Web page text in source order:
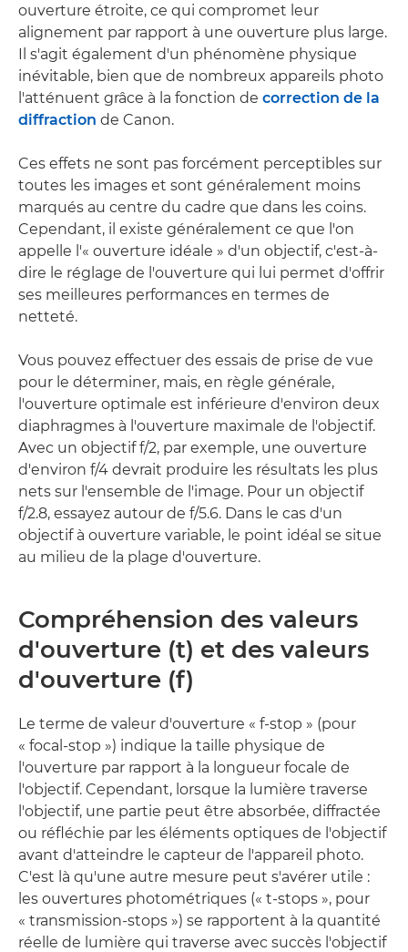
ouverture étroite, ce qui compromet leur
alignement par rapport à une ouverture plus large.
Il s'agit également d'un phénomène physique
inévitable, bien que de nombreux appareils photo
l'atténuent grâce à la fonction de correction de la
diffraction de Canon.
Ces effets ne sont pas forcément perceptibles sur
toutes les images et sont généralement moins
marqués au centre du cadre que dans les coins.
Cependant, il existe généralement ce que l'on
appelle l'« ouverture idéale » d'un objectif, c'est-à-
dire le réglage de l'ouverture qui lui permet d'offrir
ses meilleures performances en termes de
netteté.
Vous pouvez effectuer des essais de prise de vue
pour le déterminer, mais, en règle générale,
l'ouverture optimale est inférieure d'environ deux
diaphragmes à l'ouverture maximale de l'objectif.
Avec un objectif f/2, par exemple, une ouverture
d'environ f/4 devrait produire les résultats les plus
nets sur l'ensemble de l'image. Pour un objectif
f/2.8, essayez autour de f/5.6. Dans le cas d'un
objectif à ouverture variable, le point idéal se situe
au milieu de la plage d'ouverture.
Compréhension des valeurs
d'ouverture (t) et des valeurs
d'ouverture (f)
Le terme de valeur d'ouverture « f-stop » (pour
« focal-stop ») indique la taille physique de
l'ouverture par rapport à la longueur focale de
l'objectif. Cependant, lorsque la lumière traverse
l'objectif, une partie peut être absorbée, diffractée
ou réfléchie par les éléments optiques de l'objectif
avant d'atteindre le capteur de l'appareil photo.
C'est là qu'une autre mesure peut s'avérer utile :
les ouvertures photométriques (« t-stops », pour
« transmission-stops ») se rapportent à la quantité
réelle de lumière qui traverse avec succès l'objectif